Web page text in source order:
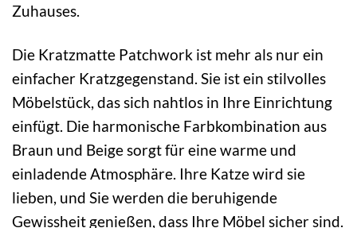
Zuhauses.
Die Kratzmatte Patchwork ist mehr als nur ein
einfacher Kratzgegenstand. Sie ist ein stilvolles
Möbelstück, das sich nahtlos in Ihre Einrichtung
einfügt. Die harmonische Farbkombination aus
Braun und Beige sorgt für eine warme und
einladende Atmosphäre. Ihre Katze wird sie
lieben, und Sie werden die beruhigende
Gewissheit genießen, dass Ihre Möbel sicher sind.